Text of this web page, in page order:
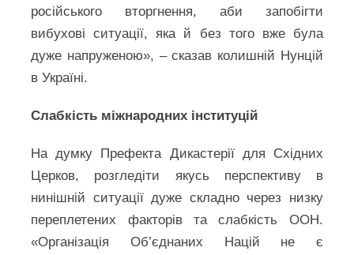
російського вторгнення, аби запобігти
вибухові ситуації, яка й без того вже була
дуже напруженою», – сказав колишній Нунцій
в Україні.
Слабкість міжнародних інституцій
На думку Префекта Дикастерії для Східних
Церков, розгледіти якусь перспективу в
нинішній ситуації дуже складно через низку
переплетених факторів та слабкість ООН.
«Організація Об’єднаних Націй не є